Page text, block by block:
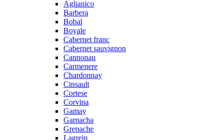
Aglianico
Barbera
Bobal
Boyale
Cabernet franc
Cabernet sauvignon
Cannonau
Carmenere
Chardonnay
Cinsault
Cortese
Corvina
Gamay
Garnacha
Grenache
Lagrein